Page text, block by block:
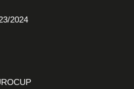
2024